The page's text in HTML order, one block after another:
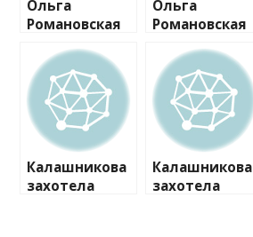
Ольга
Романовская
«ангелы»
Victoria`s
Secret
Ольга
Романовская
истинные
причины
своего ухода
из
«Ревизорро»
Калашникова
захотела
Калашникова
захотела